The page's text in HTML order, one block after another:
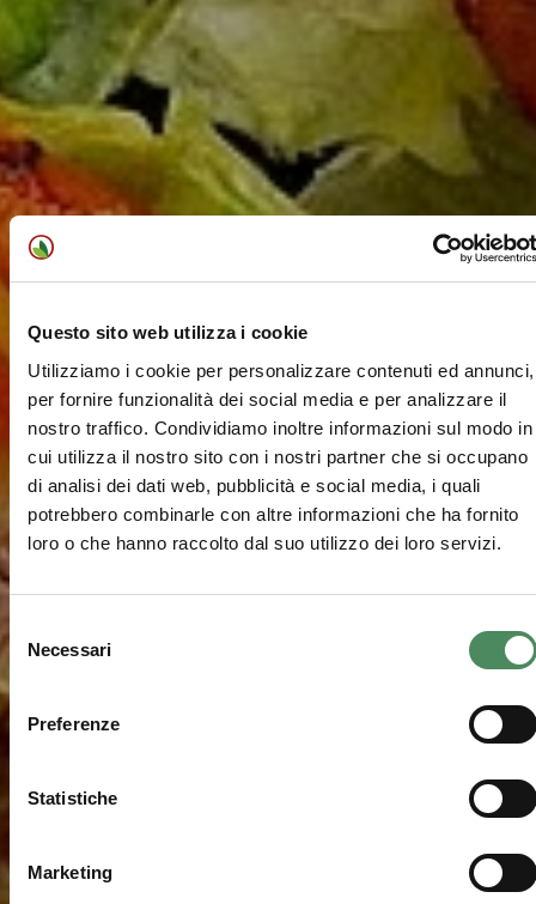
Questo sito web utilizza i cookie
Utilizziamo i cookie per personalizzare contenuti ed annunci,
per fornire funzionalità dei social media e per analizzare il
nostro traffico. Condividiamo inoltre informazioni sul modo in
cui utilizza il nostro sito con i nostri partner che si occupano
di analisi dei dati web, pubblicità e social media, i quali
potrebbero combinarle con altre informazioni che ha fornito
loro o che hanno raccolto dal suo utilizzo dei loro servizi.
del
consenso
Necessari
Preferenze
Statistiche
Marketing